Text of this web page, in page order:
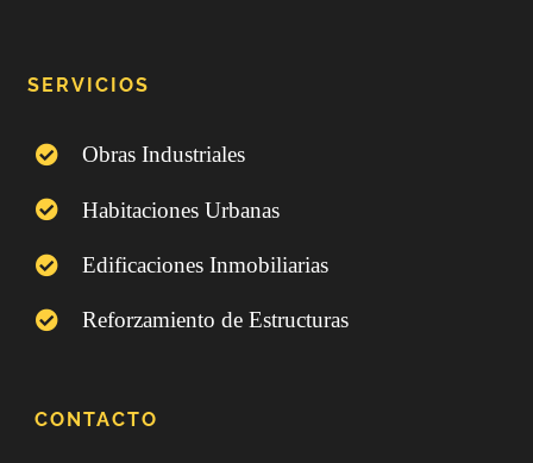
SERVICIOS
Obras Industriales
Habitaciones Urbanas
Edificaciones Inmobiliarias
Reforzamiento de Estructuras
CONTACTO